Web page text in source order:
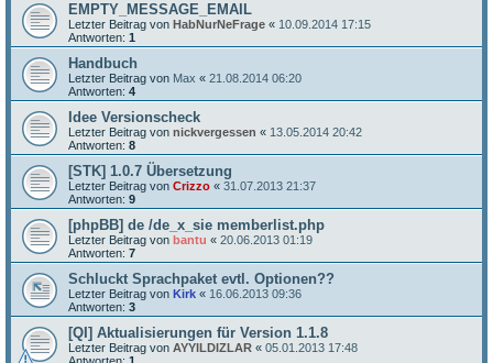
EMPTY_MESSAGE_EMAIL
Letzter Beitrag von HabNurNeFrage « 10.09.2014 17:15
Antworten: 1
Handbuch
Letzter Beitrag von Max « 21.08.2014 06:20
Antworten: 4
Idee Versionscheck
Letzter Beitrag von nickvergessen « 13.05.2014 20:42
Antworten: 8
[STK] 1.0.7 Übersetzung
Letzter Beitrag von Crizzo « 31.07.2013 21:37
Antworten: 9
[phpBB] de /de_x_sie memberlist.php
Letzter Beitrag von bantu « 20.06.2013 01:19
Antworten: 7
Schluckt Sprachpaket evtl. Optionen??
Letzter Beitrag von Kirk « 16.06.2013 09:36
Antworten: 3
[QI] Aktualisierungen für Version 1.1.8
Letzter Beitrag von AYYILDIZLAR « 05.01.2013 17:48